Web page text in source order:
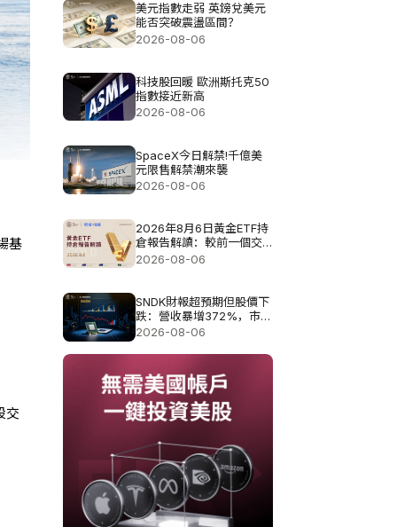
基
交
美元指數走弱 英鎊兌美元
能否突破震盪區間？
2026-08-06
科技股回暖 歐洲斯托克50
指數接近新高
2026-08-06
SpaceX今日解禁!千億美
元限售解禁潮來襲
2026-08-06
2026年8月6日黃金ETF持
倉報告解讀：較前一個交
易日增加4.851噸
2026-08-06
SNDK財報超預期但股價下
跌：營收暴增372%，市場
為何仍不買單?
2026-08-06